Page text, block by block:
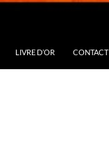
LIVRE D’OR CONTACT